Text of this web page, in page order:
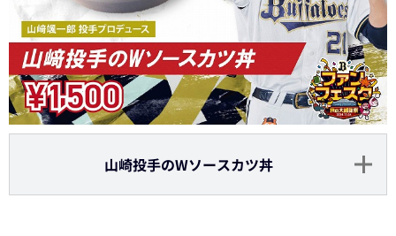
山崎投手のWソースカツ丼